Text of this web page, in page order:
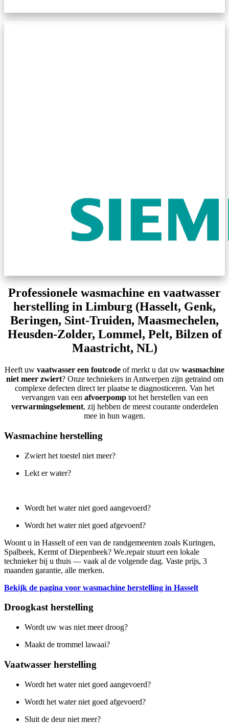
Professionele wasmachine en vaatwasser
herstelling in Limburg (Hasselt, Genk,
Beringen, Sint-Truiden, Maasmechelen,
Heusden-Zolder, Lommel, Pelt, Bilzen of
Maastricht, NL)
Heeft uw vaatwasser een foutcode of merkt u dat uw wasmachine
niet meer zwiert? Onze techniekers in Antwerpen zijn getraind om
complexe defecten direct ter plaatse te diagnosticeren. Van het
vervangen van een afvoerpomptot het herstellen van een
verwarmingselement, zij hebben de meest courante onderdelen
mee in hun wagen.
Wasmachine herstelling
Zwiert het toestel niet meer?
Lekt er water?
Wordt het water niet goed aangevoerd?
Wordt het water niet goed afgevoerd?
Woont u in Hasselt of een van de randgemeenten zoals Kuringen,
Spalbeek, Kermt of Diepenbeek? We.repair stuurt een lokale
technieker bij u thuis — vaak al de volgende dag. Vaste prijs, 3
maanden garantie, alle merken.
Bekijk de pagina voor wasmachine herstelling in Hasselt
Droogkast herstelling
Wordt uw was niet meer droog?
Maakt de trommel lawaai?
Vaatwasser herstelling
Wordt het water niet goed aangevoerd?
Wordt het water niet goed afgevoerd?
Sluit de deur niet meer?